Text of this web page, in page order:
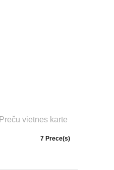
Preču vietnes karte
7 Prece(s)